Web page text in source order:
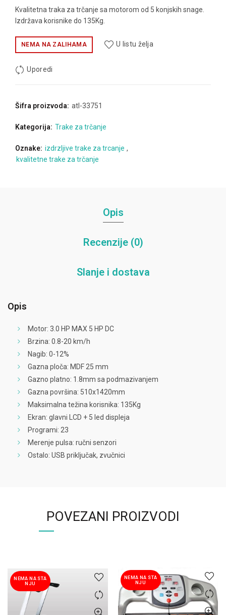
Kvalitetna traka za trčanje sa motorom od 5 konjskih snage.
Izdržava korisnike do 135Kg.
NEMA NA ZALIHAMA U listu želja
Uporedi
Šifra proizvoda: atl-33751
Kategorija: Trake za trčanje
Oznake: izdrzljive trake za trcanje ,
kvalitetne trake za trčanje
Opis
Recenzije (0)
Slanje i dostava
Opis
Motor: 3.0 HP MAX 5 HP DC
Brzina: 0.8-20 km/h
Nagib: 0-12%
Gazna ploča: MDF 25 mm
Gazno platno: 1.8mm sa podmazivanjem
Gazna površina: 510x1420mm
Maksimalna težina korisnika: 135Kg
Ekran: glavni LCD + 5 led displeja
Programi: 23
Merenje pulsa: ručni senzori
Ostalo: USB priključak, zvučnici
POVEZANI PROIZVODI
NEMA NA STA
NJU
NEMA NA STA
NJU